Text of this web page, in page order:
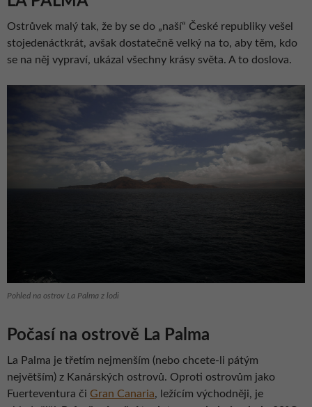
Ostrůvek malý tak, že by se do „naší“ České republiky vešel
stojedenáctkrát, avšak dostatečně velký na to, aby těm, kdo
se na něj vypraví, ukázal všechny krásy světa. A to doslova.
Pohled na ostrov La Palma z lodi
Počasí na ostrově La Palma
La Palma je třetím nejmenším (nebo chcete-li pátým
největším) z Kanárských ostrovů. Oproti ostrovům jako
Fuerteventura či Gran Canaria, ležícím východněji, je